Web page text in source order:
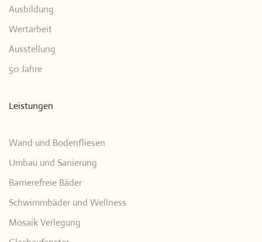
Ausbildung
Wertarbeit
Ausstellung
50 Jahre
Leistungen
Wand und Bodenfliesen
Umbau und Sanierung
Barrierefreie Bäder
Schwimmbäder und Wellness
Mosaik Verlegung